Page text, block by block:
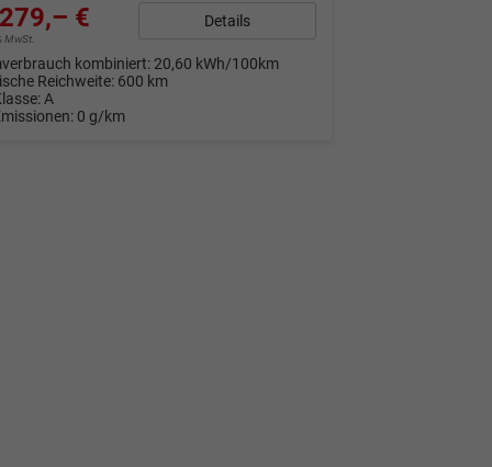
€
MwSt.
Details
kombiniert: 20,60 kWh/100km
Reichweite: 600 km
A
0 g/km